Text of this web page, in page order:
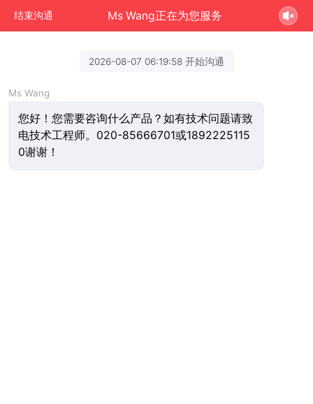
结束沟通 Ms Wang正在为您服务
2026-08-07 06:19:58 开始沟通
Ms Wang
您好！您需要咨询什么产品？如有技术问题请致
电技术工程师。020-85666701或1892225115
0谢谢！